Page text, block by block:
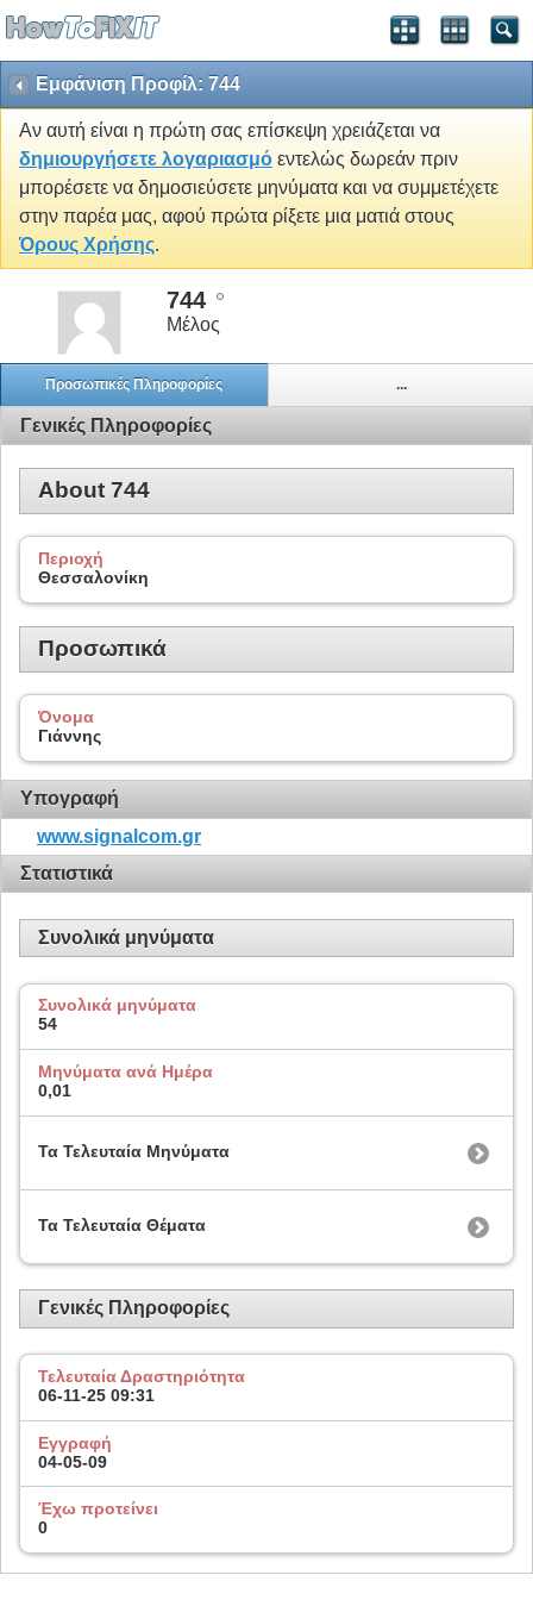
Εμφάνιση Προφίλ: 744
Αν αυτή είναι η πρώτη σας επίσκεψη χρειάζεται να
δημιουργήσετε λογαριασμό εντελώς δωρεάν πριν
μπορέσετε να δημοσιεύσετε μηνύματα και να συμμετέχετε
στην παρέα μας, αφού πρώτα ρίξετε μια ματιά στους
Όρους Χρήσης.
744
Μέλος
Προσωπικές Πληροφορίες ...
Γενικές Πληροφορίες
About 744
Περιοχή
Θεσσαλονίκη
Προσωπικά
Όνομα
Γιάννης
Υπογραφή
www.signalcom.gr
Στατιστικά
Συνολικά μηνύματα
Συνολικά μηνύματα
54
Μηνύματα ανά Ημέρα
0,01
Τα Τελευταία Μηνύματα
Τα Τελευταία Θέματα
Γενικές Πληροφορίες
Τελευταία Δραστηριότητα
06-11-25 09:31
Εγγραφή
04-05-09
Έχω προτείνει
0